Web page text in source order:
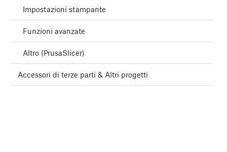
Impostazioni stampante
Funzioni avanzate
Altro (PrusaSlicer)
Accessori di terze parti & Altri progetti